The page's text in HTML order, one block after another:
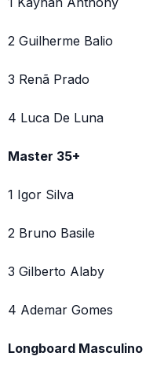
2 Guilherme Balio
3 Renã Prado
4 Luca De Luna
Master 35+
1 Igor Silva
2 Bruno Basile
3 Gilberto Alaby
4 Ademar Gomes
Longboard Masculino